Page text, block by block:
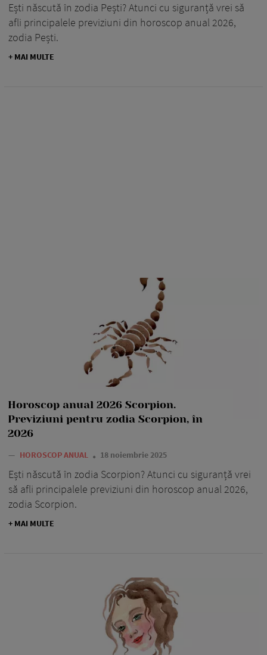
Ești născută în zodia Pești? Atunci cu siguranță vrei să
afli principalele previziuni din horoscop anual 2026,
zodia Pești.
+ MAI MULTE
Horoscop anual 2026 Scorpion.
Previziuni pentru zodia Scorpion, în
2026
— HOROSCOP ANUAL 18 noiembrie 2025
Ești născută în zodia Scorpion? Atunci cu siguranță vrei
să afli principalele previziuni din horoscop anual 2026,
zodia Scorpion.
+ MAI MULTE